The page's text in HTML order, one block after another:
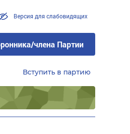
Версия для слабовидящих
члена Партии
Вступить в партию